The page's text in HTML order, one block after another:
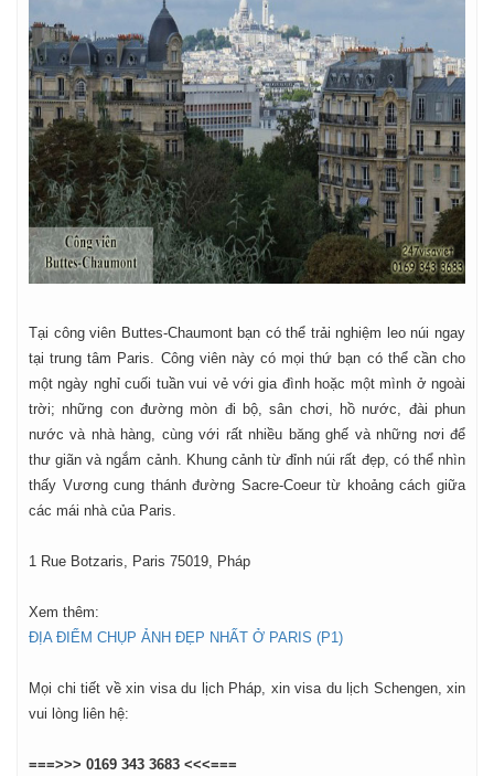
Tại công viên Buttes-Chaumont bạn có thể trải nghiệm leo núi ngay
tại trung tâm Paris. Công viên này có mọi thứ bạn có thể cần cho
một ngày nghỉ cuối tuần vui vẻ với gia đình hoặc một mình ở ngoài
trời; những con đường mòn đi bộ, sân chơi, hồ nước, đài phun
nước và nhà hàng, cùng với rất nhiều băng ghế và những nơi để
thư giãn và ngắm cảnh. Khung cảnh từ đỉnh núi rất đẹp, có thể nhìn
thấy Vương cung thánh đường Sacre-Coeur từ khoảng cách giữa
các mái nhà của Paris.
1 Rue Botzaris, Paris 75019, Pháp
Xem thêm:
ĐỊA ĐIỂM CHỤP ẢNH ĐẸP NHẤT Ở PARIS (P1)
Mọi chi tiết về xin visa du lịch Pháp, xin visa du lịch Schengen, xin
vui lòng liên hệ:
===>>> 0169 343 3683 <<<===